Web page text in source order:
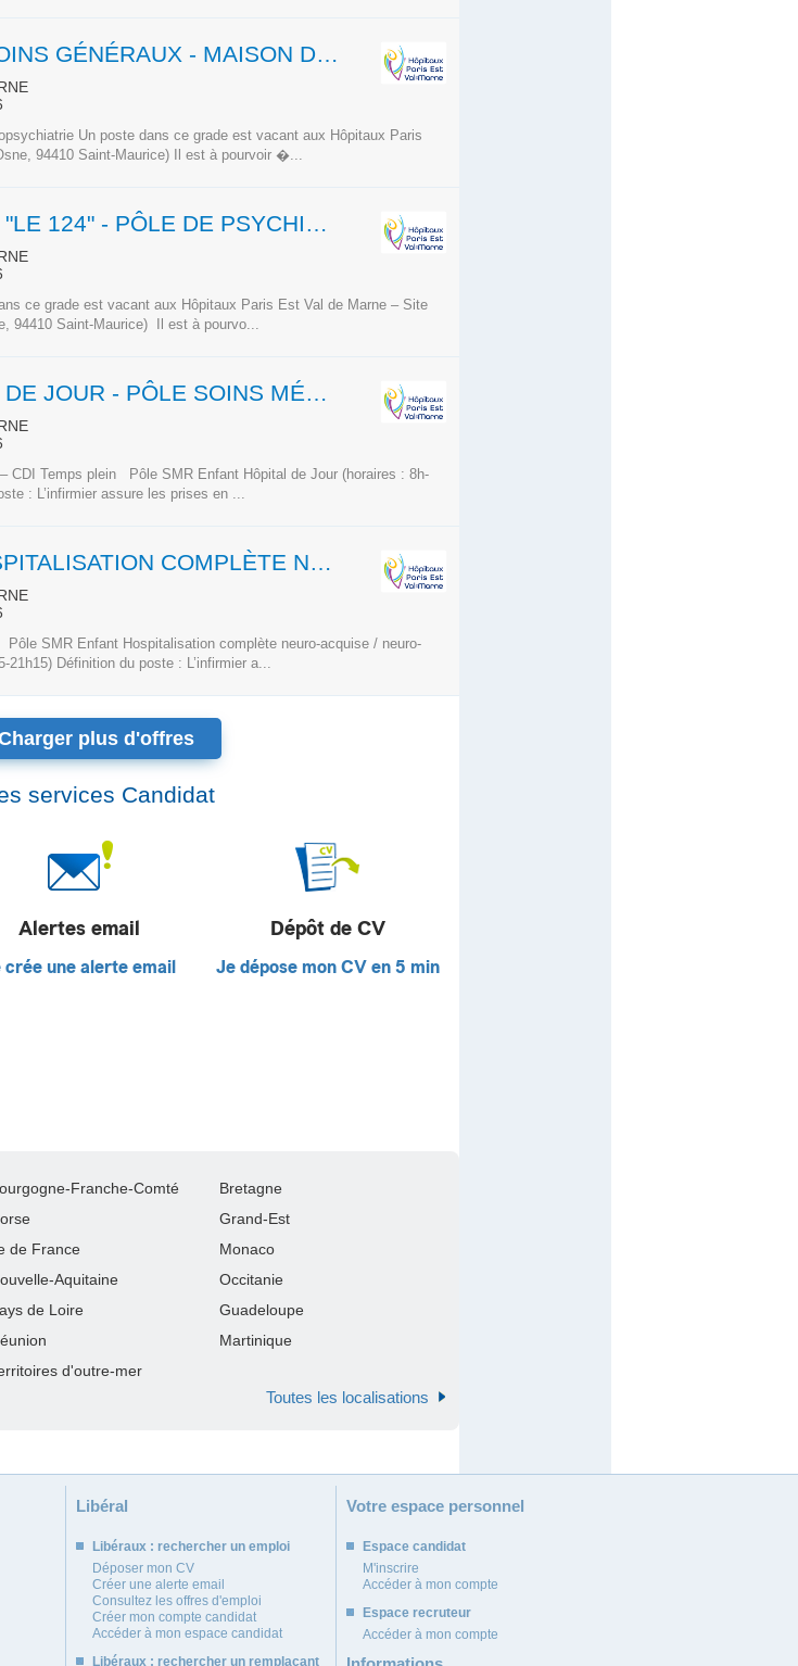
INFIRMIER(E) EN SOINS GÉNÉRAUX - MAISON DE RÉPIT - PÔLE PARIS CENTRE EST
Un poste dans ce grade est vacant aux Hôpitaux Paris
94410 Saint-Maurice) Il est à pourvoir �...
INFIRMIER(E) - HDJ "LE 124" - PÔLE DE PSYCHIATRIE 94I02-CCASA
ce grade est vacant aux Hôpitaux Paris Est Val de Marne – Site
94410 Saint-Maurice) Il est à pourvo...
IDE/IPDE - HÔPITAL DE JOUR - PÔLE SOINS MÉDICAUX ET DE RÉADAPTATION ENFANT
CDI Temps plein Pôle SMR Enfant Hôpital de Jour (horaires : 8h-
: L’infirmier assure les prises en ...
INFIRMIER(E) - HOSPITALISATION COMPLÈTE NEURO-ACQUISE ET NEURO-CONGÉNITALE - SMR ENFANT
SMR Enfant Hospitalisation complète neuro-acquise / neuro-
21h15) Définition du poste : L’infirmier a...
plus d'offres
services Candidat
Alertes email
crée une alerte email
Dépôt de CV
Je dépose mon CV en 5 min
Franche-Comté
Bretagne
Grand-Est
de France
Monaco
Aquitaine
Occitanie
de Loire
Guadeloupe
Martinique
d'outre-mer
Toutes les localisations
Libéral
Libéraux : rechercher un emploi
Déposer mon CV
Créer une alerte email
Consultez les offres d'emploi
Créer mon compte candidat
Accéder à mon espace candidat
Libéraux : rechercher un remplaçant
Votre espace personnel
Espace candidat
M'inscrire
Accéder à mon compte
Espace recruteur
Accéder à mon compte